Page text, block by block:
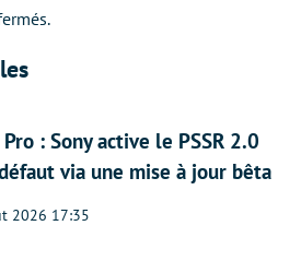
Pro : Sony active le PSSR 2.0
via une mise à jour bêta
2026 17:35